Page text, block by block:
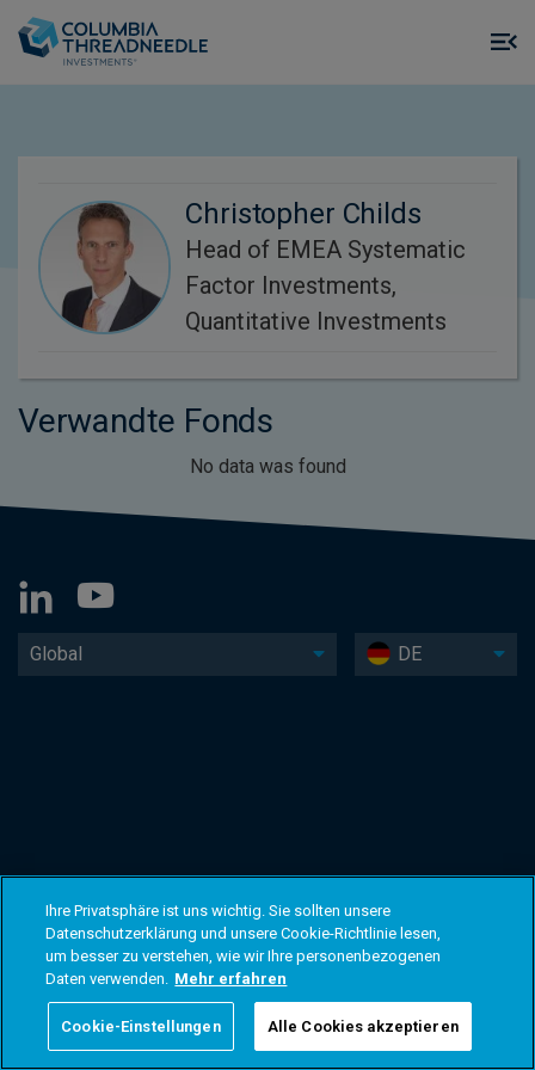
Christopher Childs
Head of EMEA Systematic
Factor Investments,
Quantitative Investments
Verwandte Fonds
No data was found
Global DE
Ihre Privatsphäre ist uns wichtig. Sie sollten unsere
Datenschutzerklärung und unsere Cookie-Richtlinie lesen,
um besser zu verstehen, wie wir Ihre personenbezogenen
Daten verwenden. Mehr erfahren
Cookie-Einstellungen Alle Cookies akzeptieren